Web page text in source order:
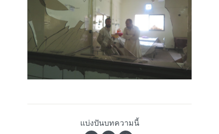
แบ่งปันบทความนี้